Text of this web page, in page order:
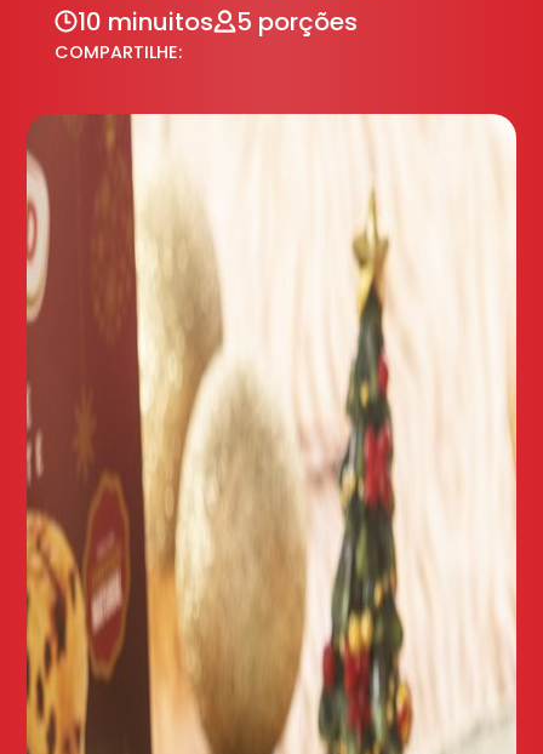
10 minuitos 5 porções
COMPARTILHE: